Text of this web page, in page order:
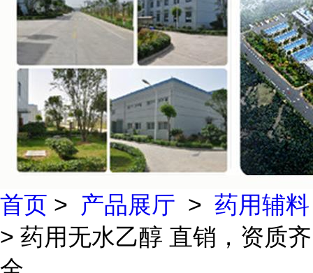
首页 > 产品展厅 > 药用辅料
> 药用无水乙醇 直销，资质齐